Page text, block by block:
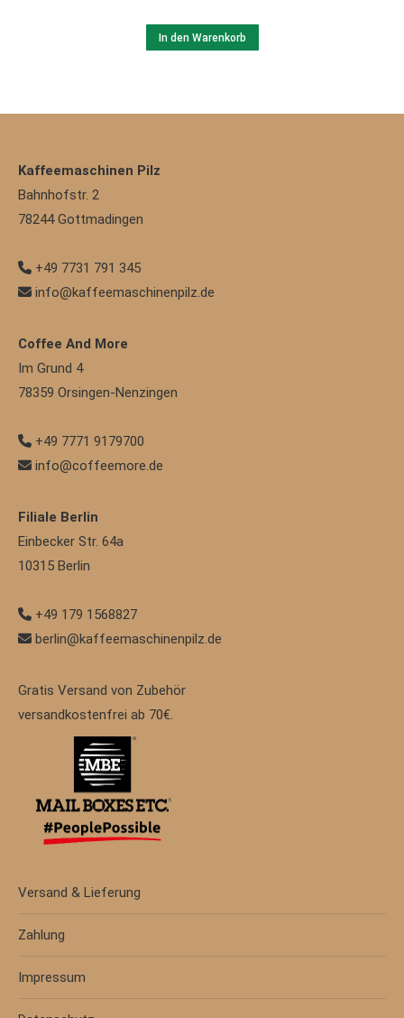
In den Warenkorb
Kaffeemaschinen Pilz
Bahnhofstr. 2
78244 Gottmadingen
+49 7731 791 345
info@kaffeemaschinenpilz.de
Coffee And More
Im Grund 4
78359 Orsingen-Nenzingen
+49 7771 9179700
info@coffeemore.de
Filiale Berlin
Einbecker Str. 64a
10315 Berlin
+49 179 1568827
berlin@kaffeemaschinenpilz.de
Gratis Versand von Zubehör
versandkostenfrei ab 70€.
Versand & Lieferung
Zahlung
Impressum